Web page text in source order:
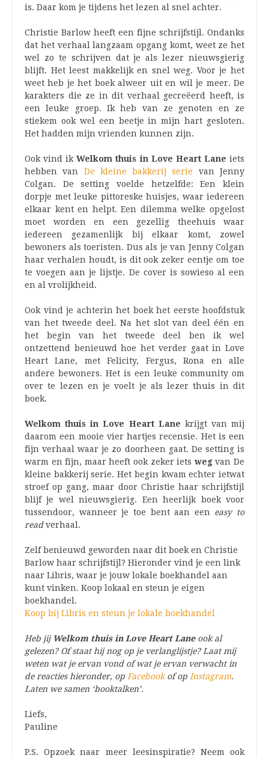
is. Daar kom je tijdens het lezen al snel achter.
Christie Barlow heeft een fijne schrijfstijl. Ondanks
dat het verhaal langzaam opgang komt, weet ze het
wel zo te schrijven dat je als lezer nieuwsgierig
blijft. Het leest makkelijk en snel weg. Voor je het
weet heb je het boek alweer uit en wil je meer. De
karakters die ze in dit verhaal gecreëerd heeft, is
een leuke groep. Ik heb van ze genoten en ze
stiekem ook wel een beetje in mijn hart gesloten.
Het hadden mijn vrienden kunnen zijn.
Ook vind ikWelkom thuis in Love Heart Lane iets
hebben van De kleine bakkerij serie van Jenny
Colgan. De setting voelde hetzelfde: Een klein
dorpje met leuke pittoreske huisjes, waar iedereen
elkaar kent en helpt. Een dilemma welke opgelost
moet worden en een gezellig theehuis waar
iedereen gezamenlijk bij elkaar komt, zowel
bewoners als toeristen. Dus als je van Jenny Colgan
haar verhalen houdt, is dit ook zeker eentje om toe
te voegen aan je lijstje. De cover is sowieso al een
en al vrolijkheid.
Ook vind je achterin het boek het eerste hoofdstuk
van het tweede deel. Na het slot van deel één en
het begin van het tweede deel ben ik wel
ontzettend benieuwd hoe het verder gaat in Love
Heart Lane, met Felicity, Fergus, Rona en alle
andere bewoners. Het is een leuke community om
over te lezen en je voelt je als lezer thuis in dit
boek.
Welkom thuis in Love Heart Lane krijgt van mij
daarom een mooie vier hartjes recensie. Het is een
fijn verhaal waar je zo doorheen gaat. De setting is
warm en fijn, maar heeft ook zeker iets wegvan De
kleine bakkerij serie. Het begin kwam echter ietwat
stroef op gang, maar door Christie haar schrijfstijl
blijf je wel nieuwsgierig. Een heerlijk boek voor
tussendoor, wanneer je toe bent aan een easy to
readverhaal.
Zelf benieuwd geworden naar dit boek en Christie
Barlow haar schrijfstijl? Hieronder vind je een link
naar Libris, waar je jouw lokale boekhandel aan
kunt vinken. Koop lokaal en steun je eigen
boekhandel.
Koop bij Libris en steun je lokale boekhandel
Heb jij Welkom thuis in Love Heart Lane ook al
gelezen? Of staat hij nog op je verlanglijstje? Laat mij
weten wat je ervan vond of wat je ervan verwacht in
de reacties hieronder, op Facebookof op Instagram.
Laten we samen ‘booktalken’.
Liefs,
Pauline
P.S. Opzoek naar meer leesinspiratie? Neem ook